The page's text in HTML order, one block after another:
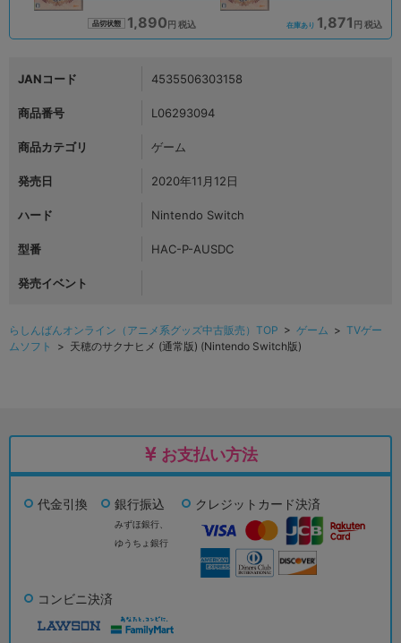
品切状態 1,890円 税込 在庫あり 1,871 円 税込
JANコード 4535506303158
商品番号 L06293094
商品カテゴリ ゲーム
発売日 2020年11月12日
ハード Nintendo Switch
型番 HAC-P-AUSDC
発売イベント
らしんばんオンライン（アニメ系グッズ中古販売）TOP > ゲーム > TVゲー
ムソフト
> 天穂のサクナヒメ (通常版) (Nintendo Switch版)
お支払い方法
代金引換 銀行振込
みずほ銀行、
ゆうちょ銀行
クレジットカード決済
コンビニ決済